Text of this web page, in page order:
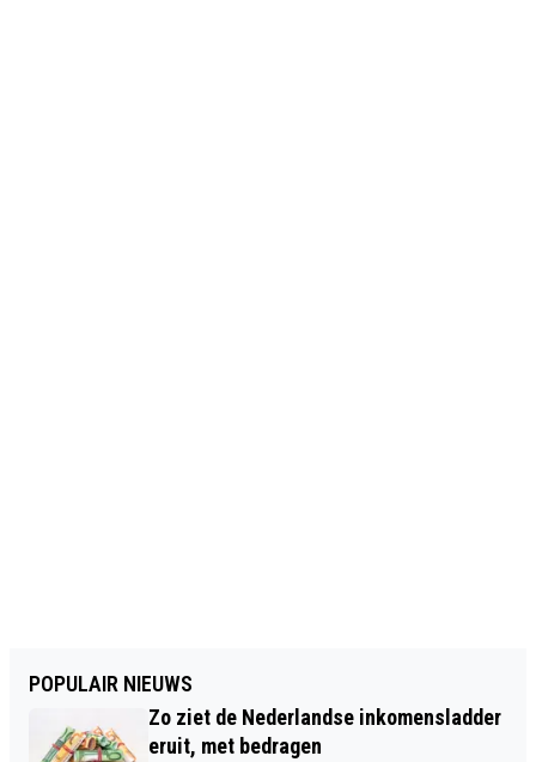
POPULAIR NIEUWS
Zo ziet de Nederlandse inkomensladder
eruit, met bedragen